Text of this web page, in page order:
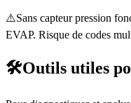
⚠️Sans capteur pression
EVAP. Risque de codes
🛠️Outils utiles